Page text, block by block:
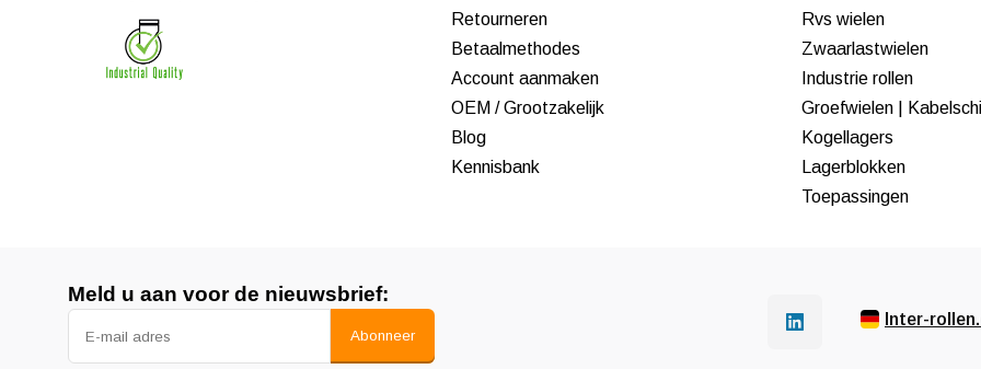
Retourneren
Betaalmethodes
Account aanmaken
OEM / Grootzakelijk
Blog
Kennisbank
Rvs wielen
Zwaarlastwielen
Industrie rollen
Groefwielen |
Kogellagers
Lagerblokken
Toepassingen
Meld u aan voor de nieuwsbrief:
Abonneer
Inter-